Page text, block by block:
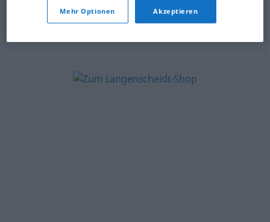
Halunke,Lump
Mehr Optionen Akzeptieren